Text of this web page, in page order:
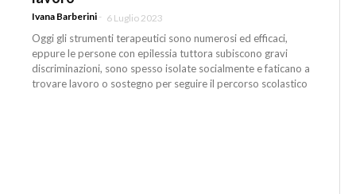
Ivana Barberini - 6 Luglio 2023
Oggi gli strumenti terapeutici sono numerosi ed efficaci,
eppure le persone con epilessia tuttora subiscono gravi
discriminazioni, sono spesso isolate socialmente e faticano a
trovare lavoro o sostegno per seguire il percorso scolastico